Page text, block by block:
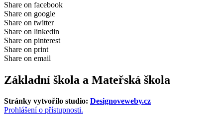
Share on facebook
Share on google
Share on twitter
Share on linkedin
Share on pinterest
Share on print
Share on email
Základní škola a Mateřská škola
Stránky vytvořilo studio: Designoveweby.cz
Prohlášení o přístupnosti.